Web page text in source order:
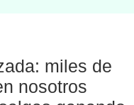
miles de
nosotros